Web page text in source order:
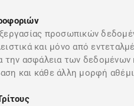
προσωπικών
και μόνο από
την ασφάλεια των
και κάθε άλλη μορφή